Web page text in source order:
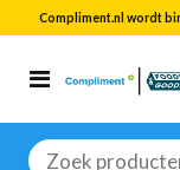
Compliment.nl wordt
Zoeken